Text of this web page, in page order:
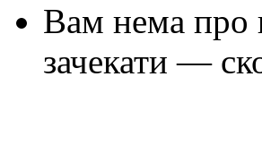
Вам нема про
зачекати —